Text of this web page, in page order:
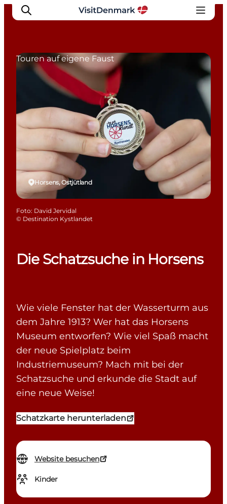
Inspiration
Regionen
Erlebnisse
Unterkünfte
Reiseplanung
Die Schatzsuche in Horsens
Wie viele Fenster hat der Wasserturm aus
dem Jahre 1913? Wer hat das Horsens
Museum entworfen? Wie viel Spaß macht
der neue Spielplatz beim
Industriemuseum? Mach mit bei der
Schatzsuche und erkunde die Stadt auf
eine neue Weise!
Schatzkarte herunterladen
Website besuchen
Kinder
Horsens, Ostjütland
Touren auf eigene Faust
Foto: David Jervidal
© Destination Kystlandet